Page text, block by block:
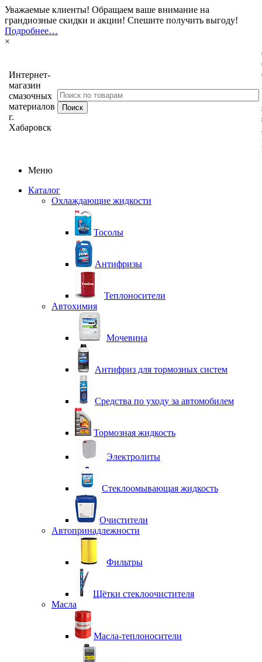
Уважаемые клиенты! Обращаем ваше внимание на
грандиозные скидки и акции! Спешите получить выгоду!
Подробнее…
×
Интернет-
магазин
смазочных
материалов
г.
Хабаровск
Меню
Каталог
Охлаждающие жидкости
Тосолы
Антифризы
Теплоносители
Автохимия
Мочевина
Антифриз для тормозных систем
Средства по уходу за автомобилем
Тормозная жидкость
Электролиты
Стеклоомывающая жидкость
Очистители
Автопринадлежности
Фильтры
Щётки стеклоочистителя
Масла
Масла-теплоносители